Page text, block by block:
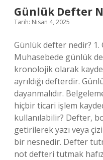
Günlük Defter
Tarih: Nisan 4, 2025
Günlük defter nedir? 1.
Muhasebede günlük
kronolojik olarak
ayrıldığı defterdir.
dayanmalıdır.
hiçbir ticari işlem
kullanılabilir? Defter,
getirilerek yazı veya
bir nesnedir. Defter
not defteri tutmak